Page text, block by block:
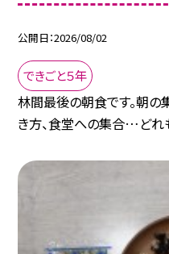
公開日 2026/08/02
できごと５年
林間最後の朝食です。朝
き方、食堂への集合…どれ